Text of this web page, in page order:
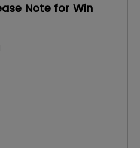
Note for Win